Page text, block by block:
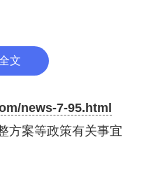
磷酸氢铵3种化肥的
率。继续对配额外进
文
news-7-95.html
方案等政策有关事宜